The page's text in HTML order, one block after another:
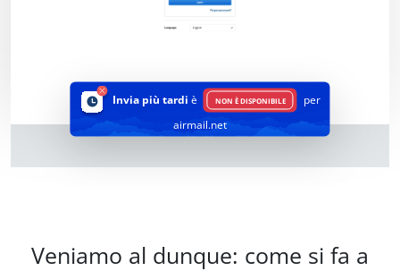
Invia più tardi è NON È DISPONIBILE
per
airmail.net
Veniamo al dunque: come si fa a